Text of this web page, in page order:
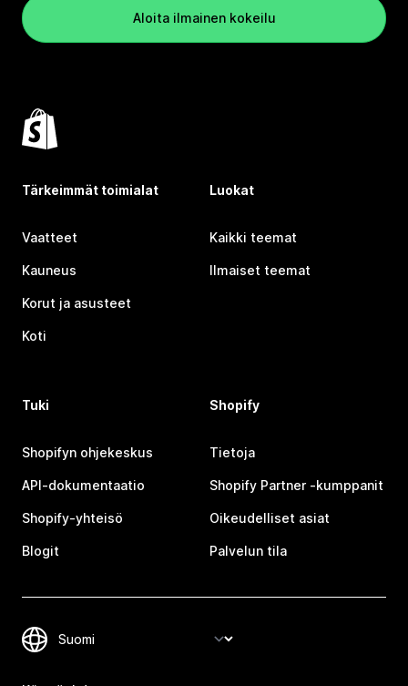
Aloita ilmainen kokeilu
Tärkeimmät toimialat
Vaatteet
Kauneus
Korut ja asusteet
Koti
Luokat
Kaikki teemat
Ilmaiset teemat
Tuki
Shopifyn ohjekeskus
API-dokumentaatio
Shopify-yhteisö
Blogit
Shopify
Tietoja
Shopify Partner ‑kumppanit
Oikeudelliset asiat
Palvelun tila